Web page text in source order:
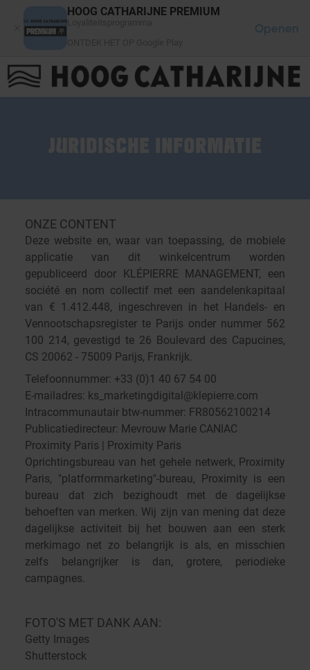
HOOG CATHARIJNE PREMIUM
Openen
FAQ
HET WINKELCENTRUM
LOG IN
ONZE CONTENT
Deze website en, waar van toepassing, de mobiele
applicatie van dit winkelcentrum worden
gepubliceerd door KLÉPIERRE MANAGEMENT, een
société en nom collectif met een aandelenkapitaal
van € 1.412.448, ingeschreven in het Handels- en
Vennootschapsregister te Parijs onder nummer 562
100 214, gevestigd te 26 Boulevard des Capucines,
CS 20062 - 75009 Parijs, Frankrijk.
Telefoonnummer: +33 (0)1 40 67 54 00
E-mailadres: ks_marketingdigital@klepierre.com
Intracommunautair btw-nummer: FR80562100214
Publicatiedirecteur: Mevrouw Marie CANIAC
Proximity Paris | Proximity Paris
Oprichtingsbureau van het gehele netwerk, Proximity
Paris, "platformmarketing"-bureau, Proximity is een
bureau dat zich bezighoudt met de dagelijkse
behoeften van merken. Wij zijn van mening dat deze
dagelijkse activiteit bij het bouwen aan een sterk
merkimago net zo belangrijk is als, en misschien
zelfs belangrijker is dan, grotere, periodieke
campagnes.
FOTO'S MET DANK AAN:
Getty Images
Shutterstock
Cookies beheer paneel